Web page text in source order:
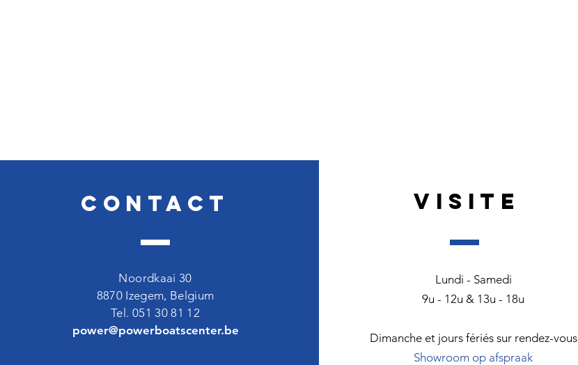
Contact
Noordkaai 30
8870 Izegem, Belgium
Tel. 051 30 81 12
power@powerboatscenter.be
VISITE
Lundi - Samedi
9u - 12u & 13u - 18u
Dimanche et jours fériés sur rendez-vous
Showroom op afspraak